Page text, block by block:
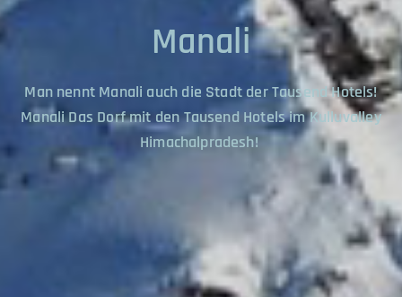
Manali
Man nennt Manali auch die Stadt der Tausend Hotels!
Manali Das Dorf mit den Tausend Hotels im Kulluvalley
Himachalpradesh!